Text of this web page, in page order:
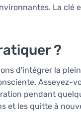
La
?
d'intégrer la
Asseyez-
pendant
et les quitte à